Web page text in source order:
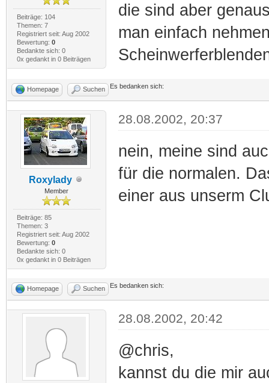
Beiträge: 104
Themen: 7
Registriert seit: Aug 2002
Bewertung: 0
Bedankte sich: 0
0x gedankt in 0 Beiträgen
die sind aber
man einfach
Homepage Suchen Es bedanken sich:
Roxylady
Member
Beiträge: 85
Themen: 3
Registriert seit: Aug 2002
Bewertung: 0
Bedankte sich: 0
0x gedankt in 0 Beiträgen
28.08.2002, 20:37
nein, meine sind
für die normalen.
einer aus unserm
Homepage Suchen Es bedanken sich:
28.08.2002, 20:42
@chris,
kannst du die mir